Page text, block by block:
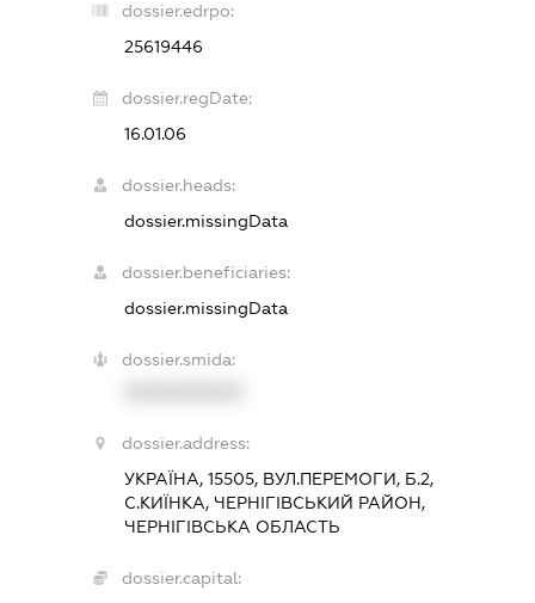
dossier.edrpo:
25619446
dossier.regDate:
16.01.06
dossier.heads:
dossier.missingData
dossier.beneficiaries:
dossier.missingData
dossier.smida:
dossier.address:
УКРАЇНА, 15505, ВУЛ.ПЕРЕМОГИ, Б.2,
С.КИЇНКА, ЧЕРНІГІВСЬКИЙ РАЙОН,
ЧЕРНІГІВСЬКА ОБЛАСТЬ
dossier.capital: